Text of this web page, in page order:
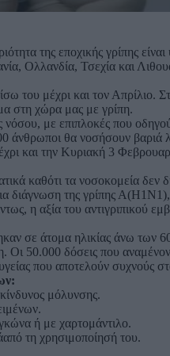
της εποχικής γρίπης
Ολλανδία, Τσεχία και
μέχρι και τον Απρίλιο.
στη χώρα μας με γρίπη.
με επιπλοκές που
άνθρωποι θα νοσήσουν
και την Κυριακή 3
καθότι τα νοσοκομεία δεν
διάγνωση της γρίπης
η αξία του αντιγριπικού
σε άτομα ηλικίας άνω των
Οι 50.000 δόσεις που
που αποτελούν συχνούς
μόλυνσης.
ή με χαρτομάντιλο.
τη χρησιμοποίησή του.